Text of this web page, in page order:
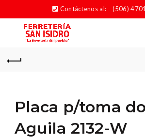
Contáctenos al: (506)
Placa p/toma
Aguila 2132-W